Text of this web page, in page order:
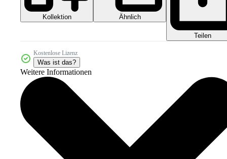
Kollektion Ähnlich
Teilen
Kostenlose Lizenz
Was ist das?
Weitere Informationen